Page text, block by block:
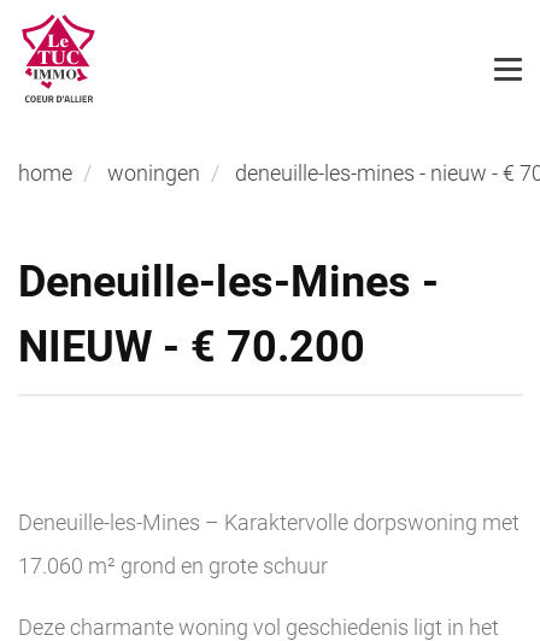
home woningen deneuille-les-mines - nieuw - €
Deneuille-les-Mines -
NIEUW - € 70.200
Deneuille-les-Mines – Karaktervolle dorpswoning met
17.060 m² grond en grote schuur
Deze charmante woning vol geschiedenis ligt in het